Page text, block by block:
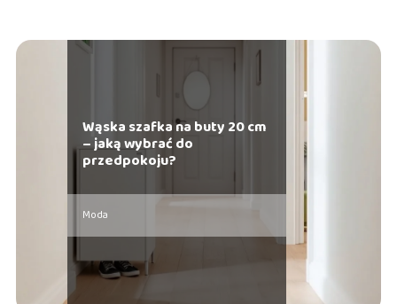
Wąska szafka na buty 20 cm
– jaką wybrać do
przedpokoju?
Moda